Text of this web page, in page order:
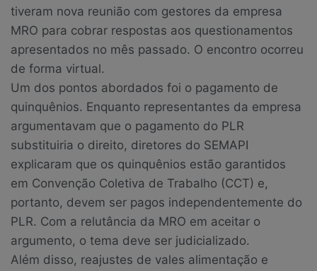
tiveram nova reunião com gestores da empresa
MRO para cobrar respostas aos questionamentos
apresentados no mês passado. O encontro ocorreu
de forma virtual.
Um dos pontos abordados foi o pagamento de
quinquênios. Enquanto representantes da empresa
argumentavam que o pagamento do PLR
substituiria o direito, diretores do SEMAPI
explicaram que os quinquênios estão garantidos
em Convenção Coletiva de Trabalho (CCT) e,
portanto, devem ser pagos independentemente do
PLR. Com a relutância da MRO em aceitar o
argumento, o tema deve ser judicializado.
Além disso, reajustes de vales alimentação e